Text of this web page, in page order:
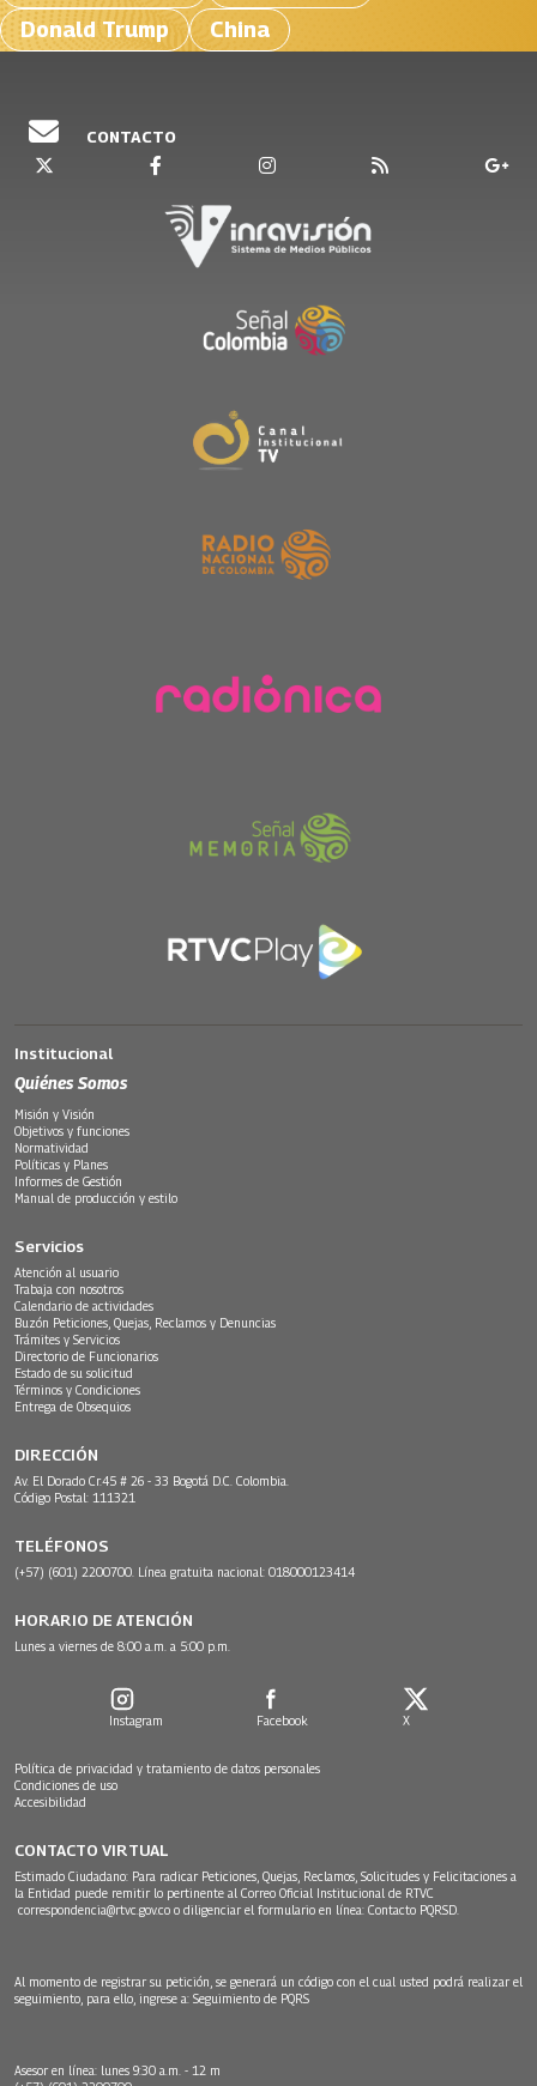
Donald Trump
China
CONTACTO
Institucional
Quiénes Somos
Misión y Visión
Objetivos y funciones
Normatividad
Políticas y Planes
Informes de Gestión
Manual de producción y estilo
Servicios
Atención al usuario
Trabaja con nosotros
Calendario de actividades
Buzón Peticiones, Quejas, Reclamos y Denuncias
Trámites y Servicios
Directorio de Funcionarios
Estado de su solicitud
Términos y Condiciones
Entrega de Obsequios
DIRECCIÓN
Av. El Dorado Cr.45 # 26 - 33 Bogotá D.C. Colombia.
Código Postal: 111321
TELÉFONOS
(+57) (601) 2200700. Línea gratuita nacional: 018000123414
HORARIO DE ATENCIÓN
Lunes a viernes de 8:00 a.m. a 5:00 p.m.
Instagram Facebook X
Política de privacidad y tratamiento de datos personales
Condiciones de uso
Accesibilidad
CONTACTO VIRTUAL
Estimado Ciudadano: Para radicar Peticiones, Quejas, Reclamos, Solicitudes y Felicitaciones a
la Entidad puede remitir lo pertinente al Correo Oficial Institucional de RTVC
correspondencia@rtvc.gov.co o diligenciar el formulario en línea: Contacto PQRSD.
Al momento de registrar su petición, se generará un código con el cual usted podrá realizar el
seguimiento, para ello, ingrese a: Seguimiento de PQRS
Asesor en línea: lunes 9:30 a.m. - 12 m